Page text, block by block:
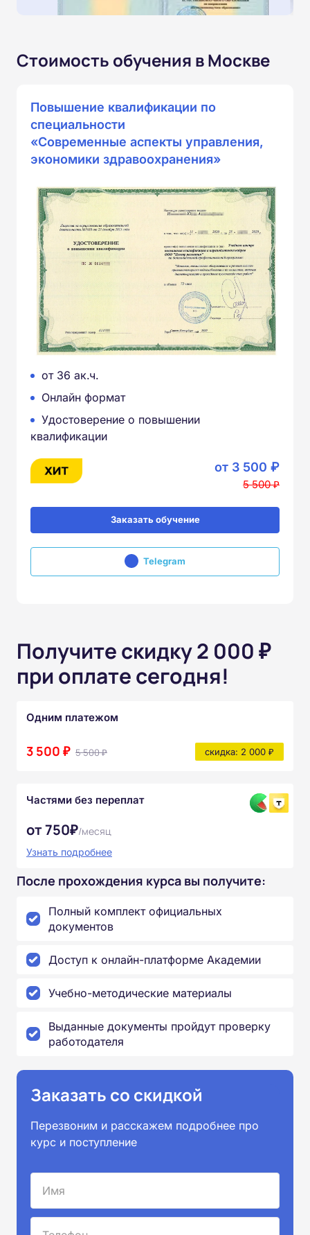
Стоимость обучения в Москве
Повышение квалификации по
специальности
«Современные аспекты управления,
экономики здравоохранения»
от 36 ак.ч.
Онлайн формат
Удостоверение о повышении
квалификации
от 3 500 ₽
5 500 ₽
Заказать обучение
Telegram
Получите скидку 2 000 ₽
при оплате сегодня!
Одним платежом
3 500 ₽ 5 500 ₽ скидка: 2 000 ₽
Частями без переплат
от 750₽/месяц
Узнать подробнее
После прохождения курса вы получите:
Полный комплект официальных
документов
Доступ к онлайн-платформе Академии
Учебно-методические материалы
Выданные документы пройдут проверку
работодателя
Заказать со скидкой
Перезвоним и расскажем подробнее про
курс и поступление